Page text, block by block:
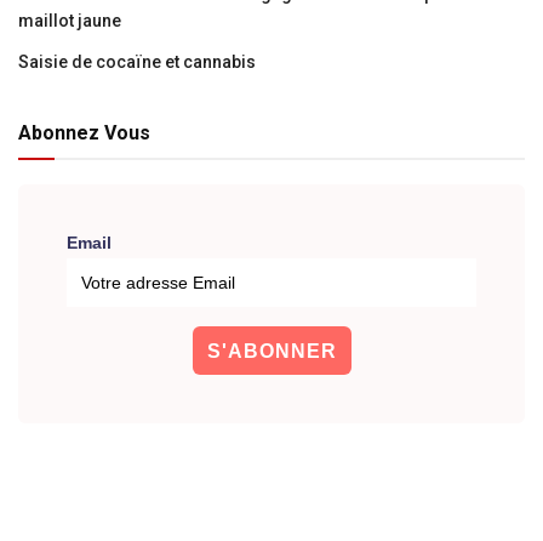
maillot jaune
Saisie de cocaïne et cannabis
Abonnez Vous
Email